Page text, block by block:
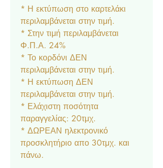
* Η εκτύπωση στο καρτελάκι
περιλαμβάνεται στην τιμή.
* Στην τιμή περιλαμβάνεται
Φ.Π.Α. 24%
* Το κορδόνι ΔΕΝ
περιλαμβάνεται στην τιμή.
* Η εκτύπωση ΔΕΝ
περιλαμβάνεται στην τιμή.
* Ελάχιστη ποσότητα
παραγγελίας: 20τμχ.
* ΔΩΡΕΑΝ ηλεκτρονικό
προσκλητήριο απο 30τμχ. και
πάνω.